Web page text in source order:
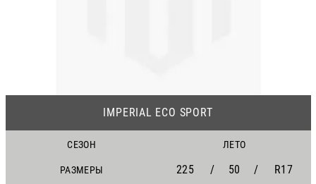
IMPERIAL ECO SPORT
СЕЗОН ЛЕТО
РАЗМЕРЫ 225 / 50 / R17